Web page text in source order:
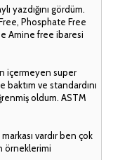
yazdığını gördüm.
Phosphate Free
Amine free ibaresi
içermeyen super
ve standardını
oldum. ASTM
vardır ben çok
örneklerimi